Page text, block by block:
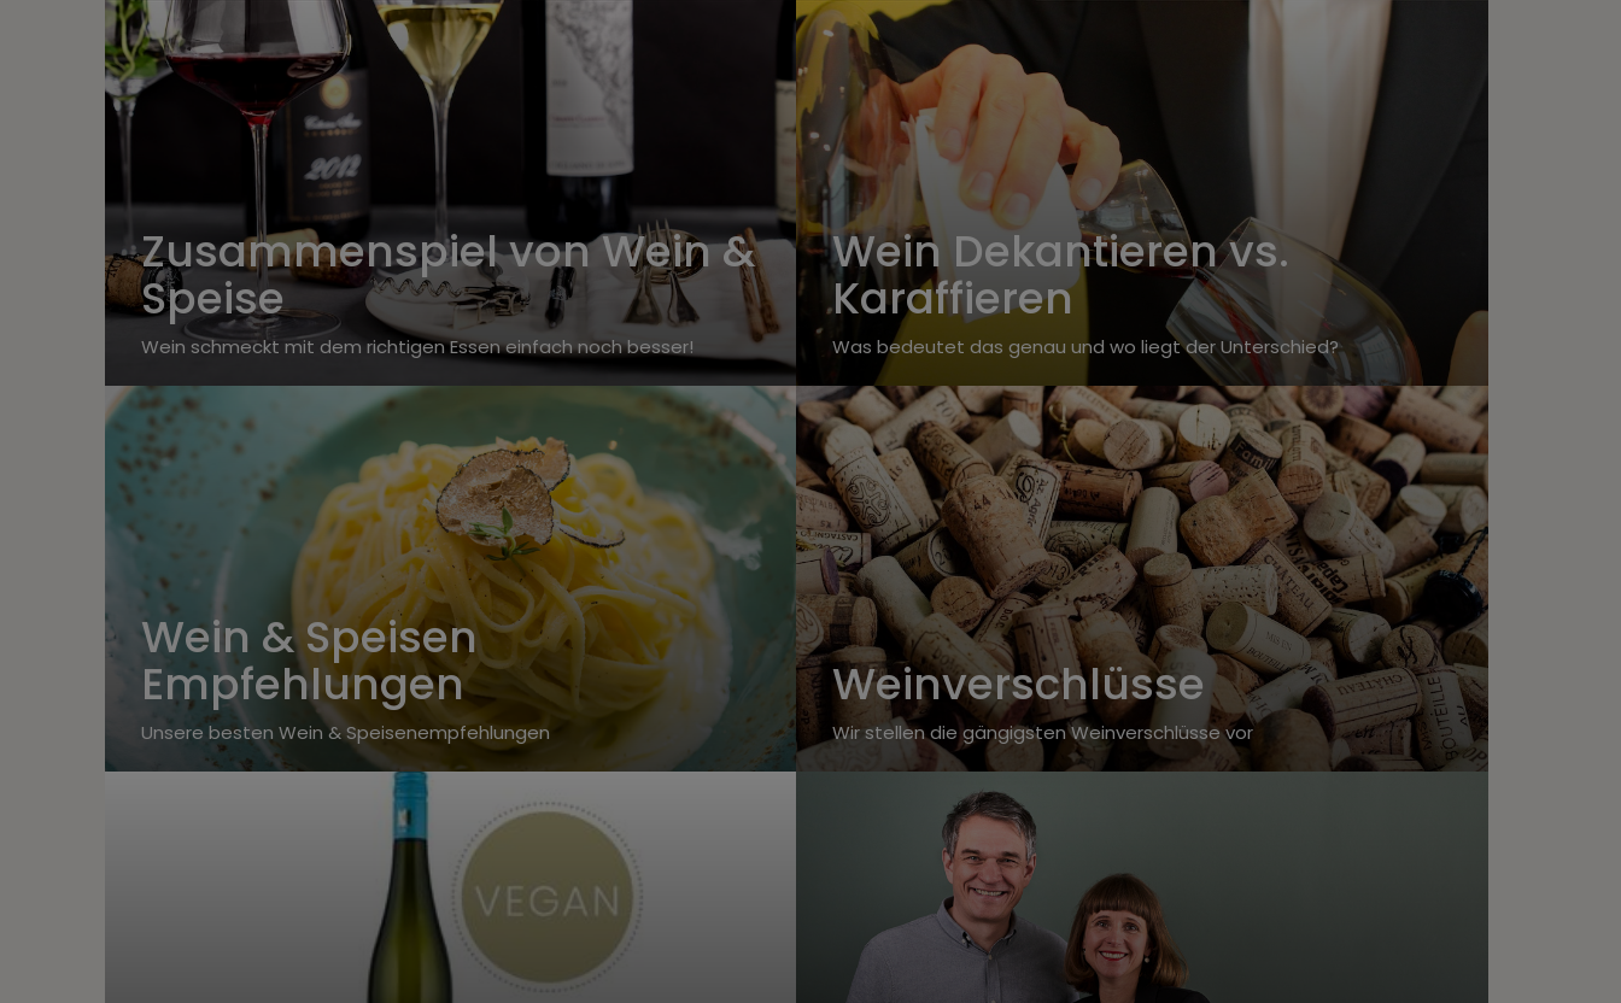
Zusammenspiel von Wein &
Speise
Wein schmeckt mit dem richtigen Essen einfach noch besser!
Wein Dekantieren vs.
Karaffieren
Was bedeutet das genau und wo liegt der Unterschied?
Wein & Speisen
Empfehlungen
Unsere besten Wein & Speisenempfehlungen
Weinverschlüsse
Wir stellen die gängigsten Weinverschlüsse vor